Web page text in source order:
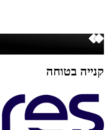
קנייה בטוחה